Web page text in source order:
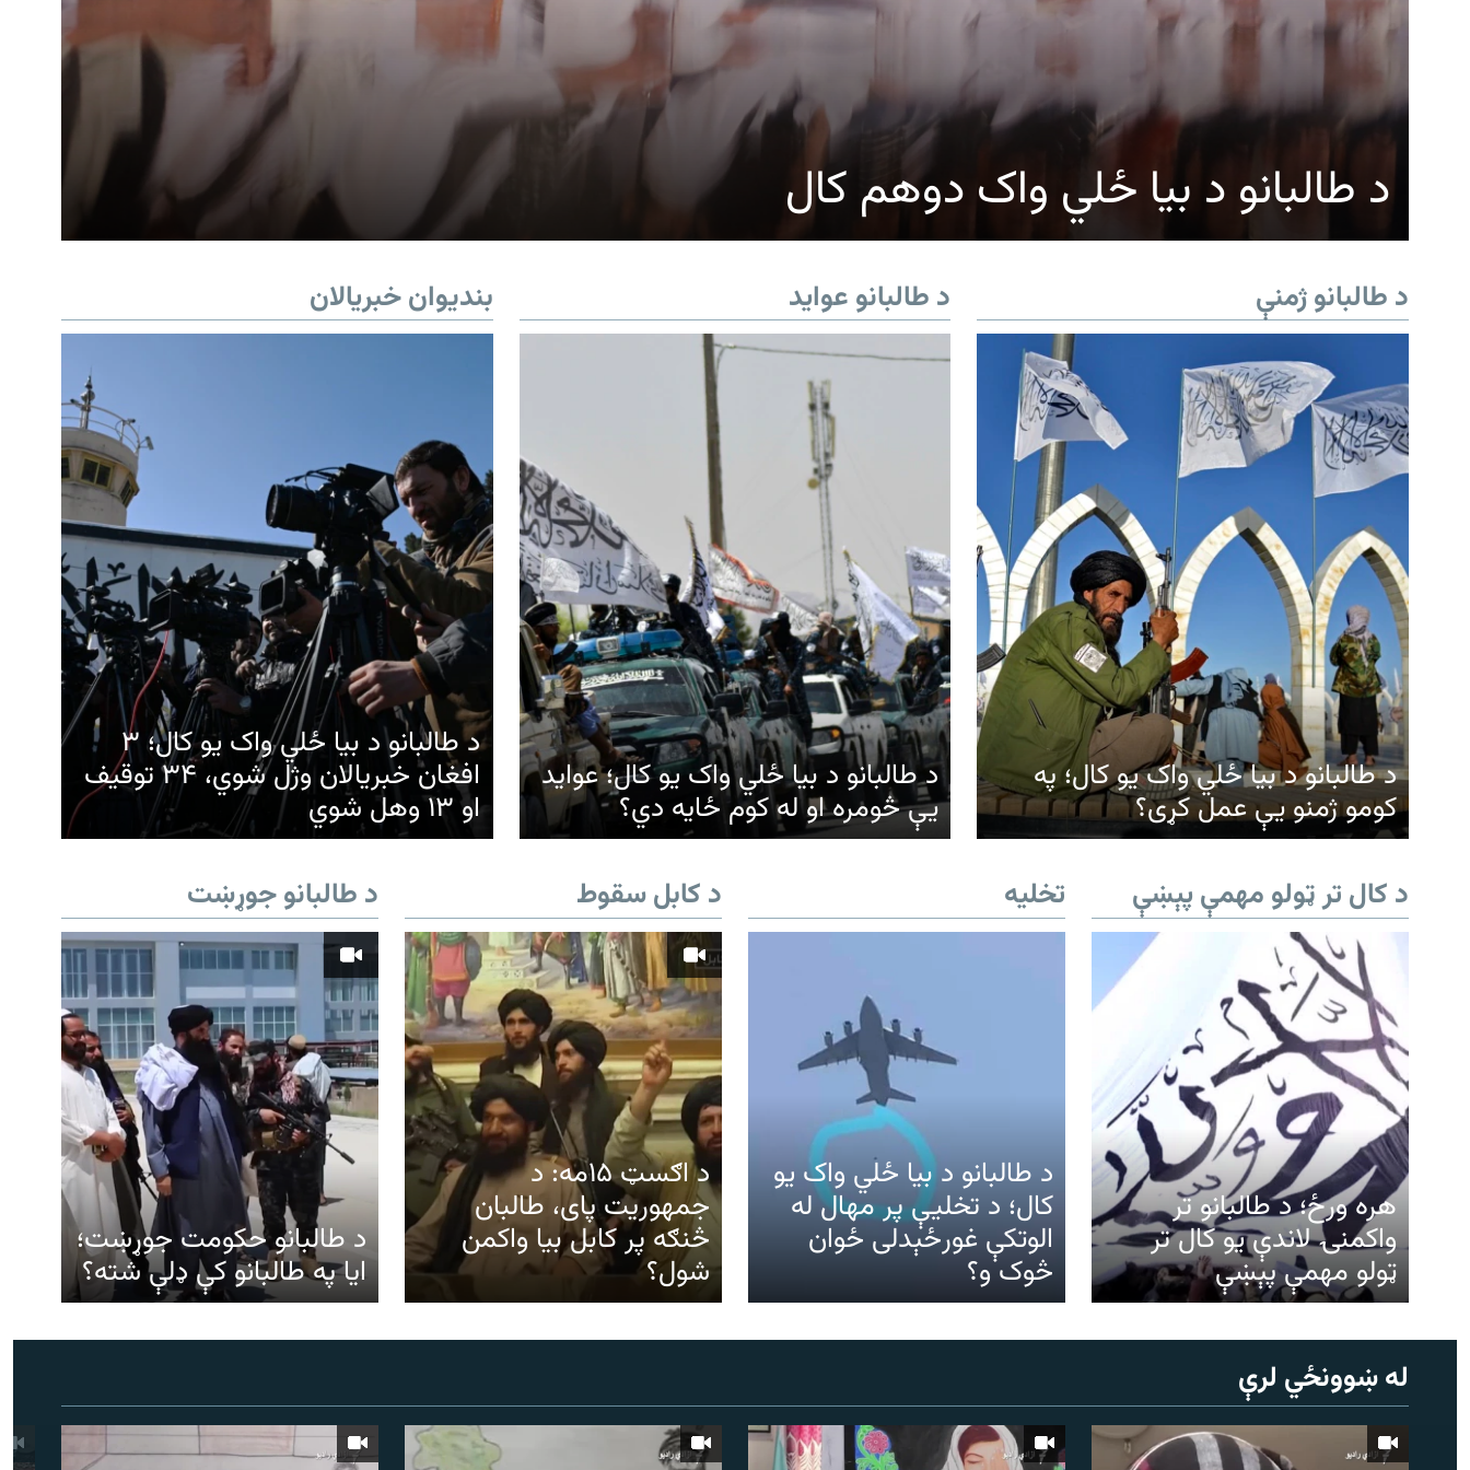
د طالبانو د بیا ځلي واک دوهم کال
د طالبانو ژمنې
د طالبانو د بیا ځلي واک یو کال؛ په
کومو ژمنو یې عمل کړی؟
د طالبانو عواید
د طالبانو د بیا ځلي واک یو کال؛ عواید
یې څومره او له کوم ځایه دي؟
بندیوان خبریالان
د طالبانو د بیا ځلي واک یو کال؛ ۳
افغان خبریالان وژل شوي، ۳۴ توقیف
او ۱۳ وهل شوي
د کال تر ټولو مهمې پېښې
هره ورځ؛ د طالبانو تر
واکمنۍ لاندې یو کال تر
ټولو مهمې پېښې
تخلیه
د طالبانو د بیا ځلي واک یو
کال؛ د تخلیې پر مهال له
الوتکې غورځېدلی ځوان
څوک و؟
د کابل سقوط
د اګسټ ۱۵مه: د
جمهوریت پای، طالبان
څنګه پر کابل بیا واکمن
شول؟
د طالبانو جوړښت
د طالبانو حکومت جوړښت؛
ایا په طالبانو کې ډلې شته؟
له ښوونځي لرې